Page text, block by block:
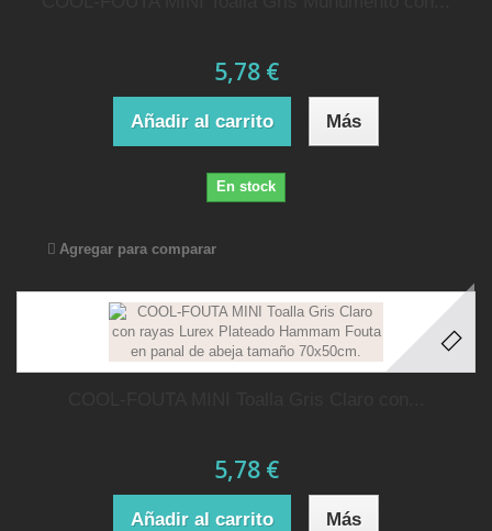
5,78 €
Añadir al carrito Más
En stock
Agregar para comparar
5,78 €
Añadir al carrito Más